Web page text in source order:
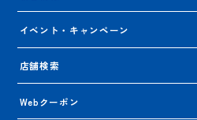
イベント・キャンペーン
店舗検索
Webクーポン